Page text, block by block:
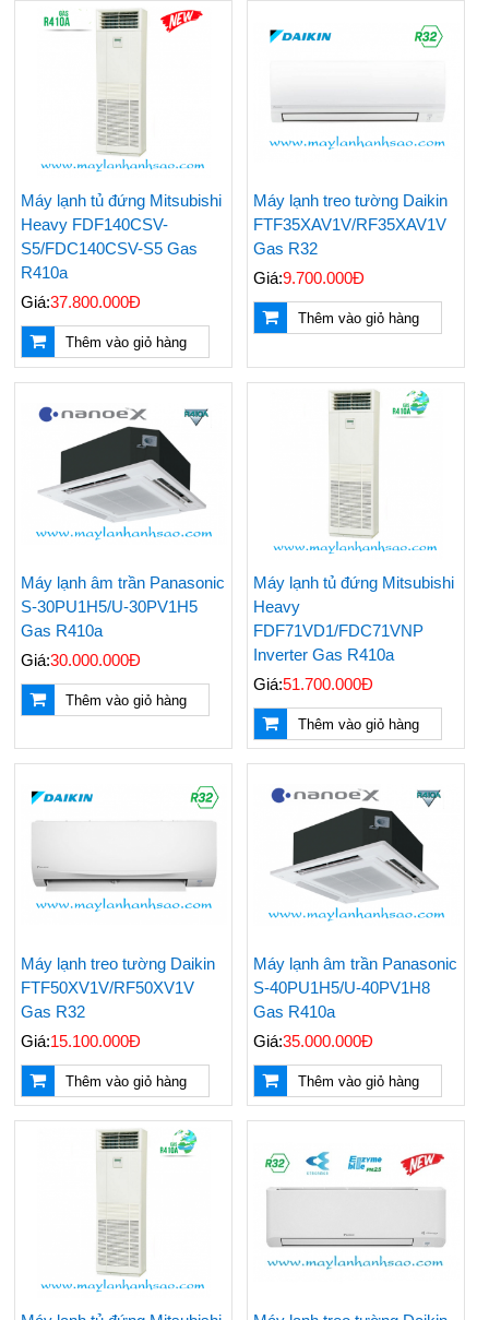
Máy lạnh tủ đứng Mitsubishi
Heavy FDF140CSV-
S5/FDC140CSV-S5 Gas
R410a
Giá:37.800.000Đ
Thêm vào giỏ hàng
Máy lạnh treo tường Daikin
FTF35XAV1V/RF35XAV1V
Gas R32
Giá:9.700.000Đ
Thêm vào giỏ hàng
Máy lạnh âm trần Panasonic
S-30PU1H5/U-30PV1H5
Gas R410a
Giá:30.000.000Đ
Thêm vào giỏ hàng
Máy lạnh tủ đứng Mitsubishi
Heavy
FDF71VD1/FDC71VNP
Inverter Gas R410a
Giá:51.700.000Đ
Thêm vào giỏ hàng
Máy lạnh treo tường Daikin
FTF50XV1V/RF50XV1V
Gas R32
Giá:15.100.000Đ
Thêm vào giỏ hàng
Máy lạnh âm trần Panasonic
S-40PU1H5/U-40PV1H8
Gas R410a
Giá:35.000.000Đ
Thêm vào giỏ hàng